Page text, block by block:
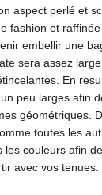
aspect perlé et
fashion et
embellir une
sera assez
En
peu larges afin
géométriques.
toutes les
couleurs afin
avec vos